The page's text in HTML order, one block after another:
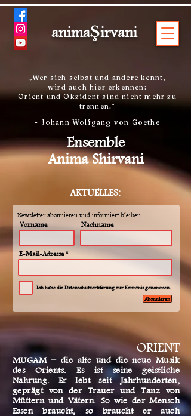
animaŞirvani
„Wer sich selbst und andere kennt,
wird auch hier erkennen:
Orient und Okzident sind nicht mehr zu
trennen.“
- Johann Wolfgang von Goethe
Ensemble
Anima Shirvani
AKTUELLES:
Newsletter abonnieren und informiert bleiben
Vorname Nachname
E-Mail-Adresse
Ich habe die Datenschutzerklärung zur Kenntnis genommen.
Abonnieren
ORIENT
MUGAM – die alte und die neue Musik
des Orients. Es ist seine geistliche
Nahrung. Er lebt seit Jahrhunderten,
geprägt von der Trauer und Tanz von
Müttern und Vätern. So wie der Mensch
Essen braucht, so braucht er auch